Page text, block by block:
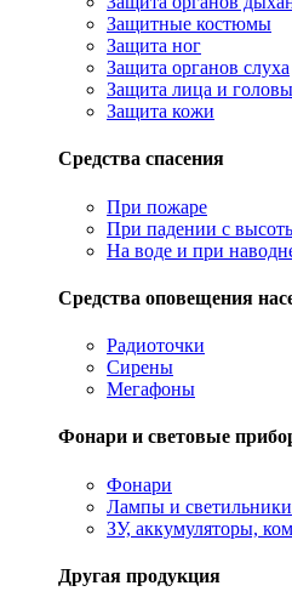
Защитные костюмы
Защита ног
Защита органов слуха
Защита лица и головы
Защита кожи
Средства спасения
При пожаре
При падении с
На воде и при
Средства оповещения
Радиоточки
Сирены
Мегафоны
Фонари и световые
Фонари
Лампы и светильники
ЗУ, аккумуляторы,
Другая продукция